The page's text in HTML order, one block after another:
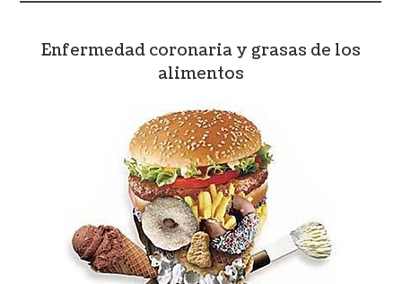
Enfermedad coronaria y grasas de los
alimentos